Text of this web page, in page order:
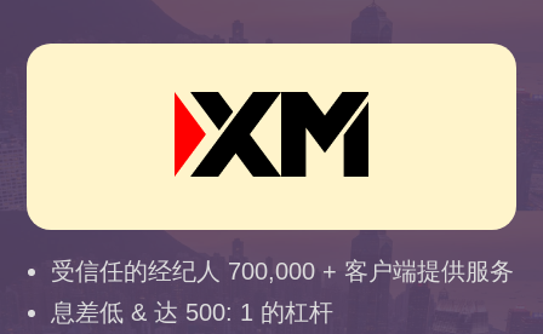
受信任的经纪人 700,000 + 客户端提供服务
息差低 & 达 500: 1 的杠杆